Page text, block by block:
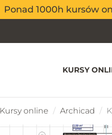
Ponad 1000h kursów
Ponad 1000h kursów
KURSY
Kursy online Archicad